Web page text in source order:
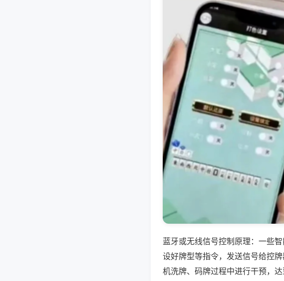
蓝牙或无线信号控制原理：一些
设好牌型等指令，发送信号给控
机洗牌、码牌过程中进行干预，达